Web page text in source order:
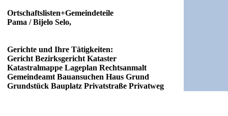
Ortschaftslisten+Gemeindeteile
Pama / Bijelo Selo,
Gerichte und Ihre Tätigkeiten:
Gericht Bezirksgericht Kataster
Katastralmappe Lageplan Rechtsanmalt
Gemeindeamt Bauansuchen Haus Grund
Grundstück Bauplatz Privatstraße Privatweg